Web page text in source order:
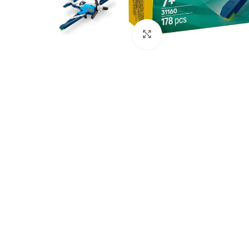
Click to enlarge